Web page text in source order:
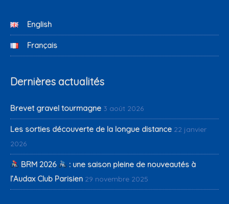
English
Français
Dernières actualités
Brevet gravel tourmagne 3 août 2026
Les sorties découverte de la longue distance 22 janvier
2026
BRM 2026
: une saison pleine de nouveautés à
l’Audax Club Parisien 29 novembre 2025